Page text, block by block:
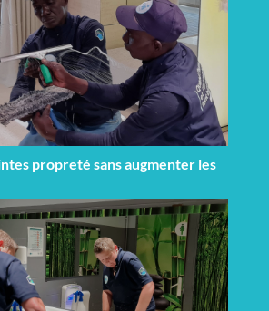
propreté sans augmenter les